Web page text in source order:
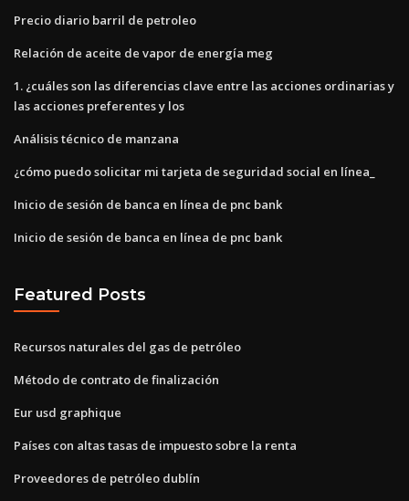
Precio diario barril de petroleo
Relación de aceite de vapor de energía meg
1. ¿cuáles son las diferencias clave entre las acciones ordinarias y
las acciones preferentes y los
Análisis técnico de manzana
¿cómo puedo solicitar mi tarjeta de seguridad social en línea_
Inicio de sesión de banca en línea de pnc bank
Inicio de sesión de banca en línea de pnc bank
Featured Posts
Recursos naturales del gas de petróleo
Método de contrato de finalización
Eur usd graphique
Países con altas tasas de impuesto sobre la renta
Proveedores de petróleo dublín